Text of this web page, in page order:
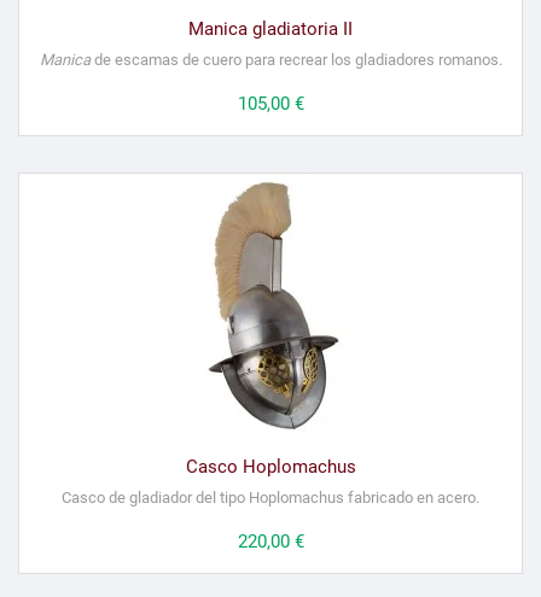
Manica gladiatoria II
Manicade escamas de cuero para recrear los gladiadores romanos.
Precio
105,00 €
Casco Hoplomachus
Casco de gladiador del tipo Hoplomachus fabricado en acero.
Precio
220,00 €